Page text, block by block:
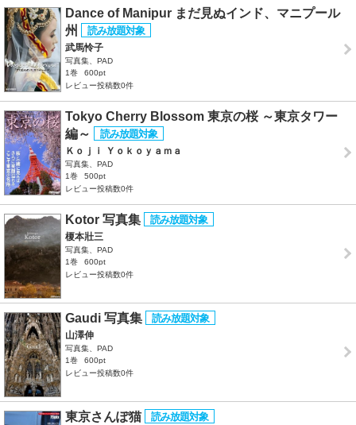
Dance of Manipur まだ見ぬインド、マニプール
州
武馬怜子
写真集、PAD
1巻
600pt
レビュー投稿数0件
Tokyo Cherry Blossom 東京の桜 ～東京タワー
編～
Ｋｏｊｉ Ｙｏｋｏｙａｍａ
写真集、PAD
1巻
500pt
レビュー投稿数0件
Kotor 写真集
榎本壯三
写真集、PAD
1巻
600pt
レビュー投稿数0件
Gaudi 写真集
山澤伸
写真集、PAD
1巻
600pt
レビュー投稿数0件
東京さんぽ猫